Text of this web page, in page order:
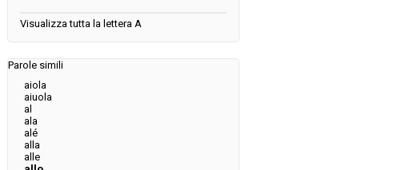
Visualizza tutta la lettera A
Parole simili
aiola
aiuola
al
ala
alé
alla
alle